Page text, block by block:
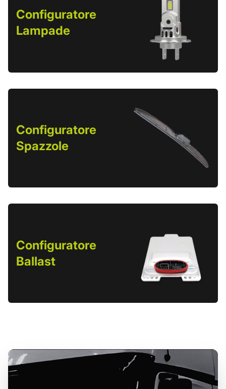
Configuratore
Lampade
Configuratore
Spazzole
Configuratore
Ballast